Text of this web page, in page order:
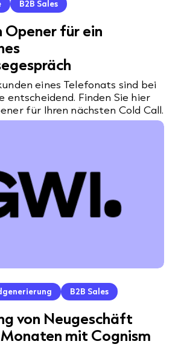
B2B Sales
Opener für ein
eines Telefonats sind bei
entscheidend. Finden Sie hier
für Ihren nächsten Cold Call.
B2B Sales
von Neugeschäft
mit Cognism